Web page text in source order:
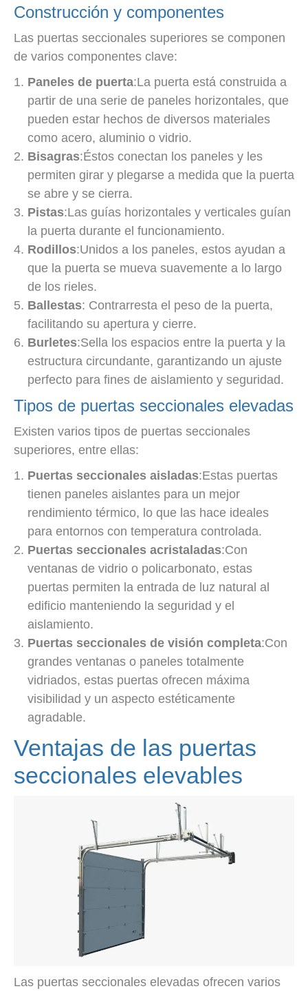
Construcción y componentes
Las puertas seccionales superiores se componen
de varios componentes clave:
Paneles de puerta:La puerta está construida a
partir de una serie de paneles horizontales, que
pueden estar hechos de diversos materiales
como acero, aluminio o vidrio.
Bisagras:Éstos conectan los paneles y les
permiten girar y plegarse a medida que la puerta
se abre y se cierra.
Pistas:Las guías horizontales y verticales guían
la puerta durante el funcionamiento.
Rodillos:Unidos a los paneles, estos ayudan a
que la puerta se mueva suavemente a lo largo
de los rieles.
Ballestas: Contrarresta el peso de la puerta,
facilitando su apertura y cierre.
Burletes:Sella los espacios entre la puerta y la
estructura circundante, garantizando un ajuste
perfecto para fines de aislamiento y seguridad.
Tipos de puertas seccionales elevadas
Existen varios tipos de puertas seccionales
superiores, entre ellas:
Puertas seccionales aisladas:Estas puertas
tienen paneles aislantes para un mejor
rendimiento térmico, lo que las hace ideales
para entornos con temperatura controlada.
Puertas seccionales acristaladas:Con
ventanas de vidrio o policarbonato, estas
puertas permiten la entrada de luz natural al
edificio manteniendo la seguridad y el
aislamiento.
Puertas seccionales de visión completa:Con
grandes ventanas o paneles totalmente
vidriados, estas puertas ofrecen máxima
visibilidad y un aspecto estéticamente
agradable.
Ventajas de las puertas
seccionales elevables
Las puertas seccionales elevadas ofrecen varios